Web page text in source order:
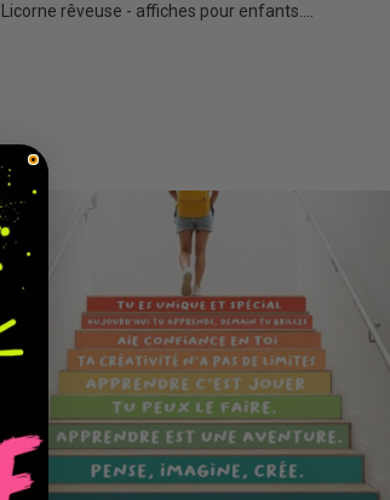
Licorne rêveuse - affiches pour enfants....